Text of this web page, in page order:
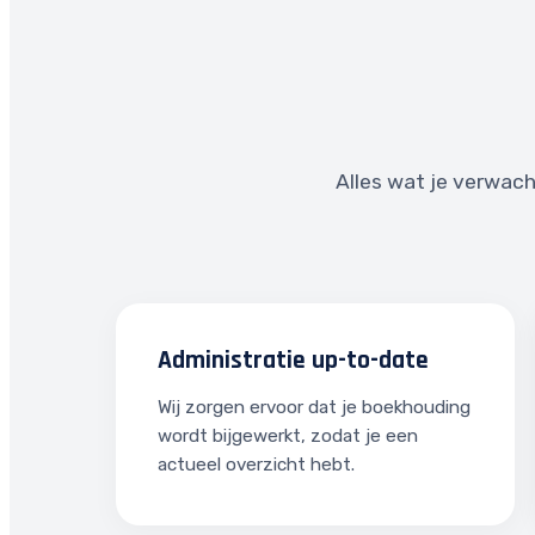
Alles wat je
Administratie up-to-date
Wij zorgen ervoor dat je boekhouding
wordt bijgewerkt, zodat je een
actueel overzicht hebt.